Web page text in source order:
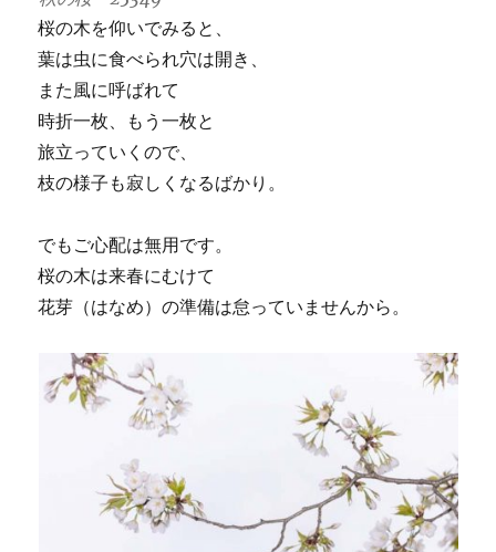
桜の木を仰いでみると、
葉は虫に食べられ穴は開き、
また風に呼ばれて
時折一枚、もう一枚と
旅立っていくので、
枝の様子も寂しくなるばかり。
でもご心配は無用です。
桜の木は来春にむけて
花芽（はなめ）の準備は怠っていませんから。